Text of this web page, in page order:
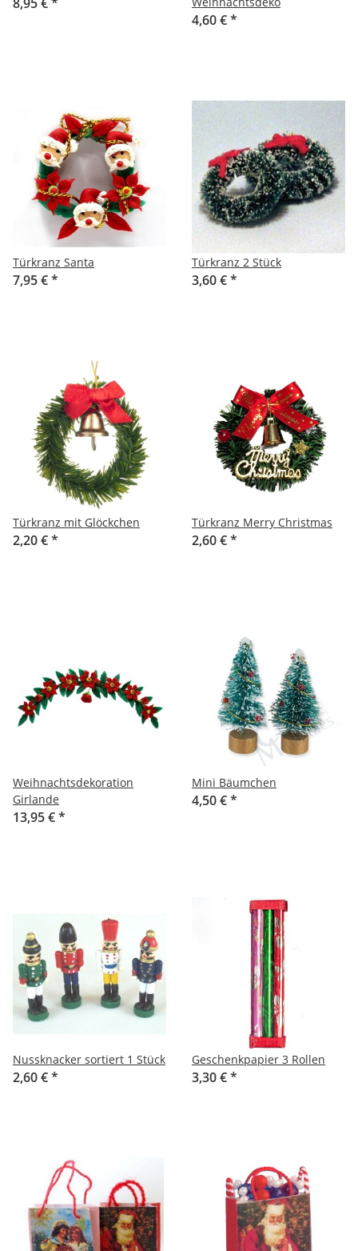
4,60 €*
Türkranz Santa
7,95 €*
Türkranz 2 Stück
3,60 €*
Türkranz mit Glöckchen
2,20 €*
Türkranz Merry Christmas
2,60 €*
Weihnachtsdekoration
Girlande
13,95 €*
Mini Bäumchen
4,50 €*
Nussknacker sortiert 1 Stück
2,60 €*
Geschenkpapier 3 Rollen
3,30 €*